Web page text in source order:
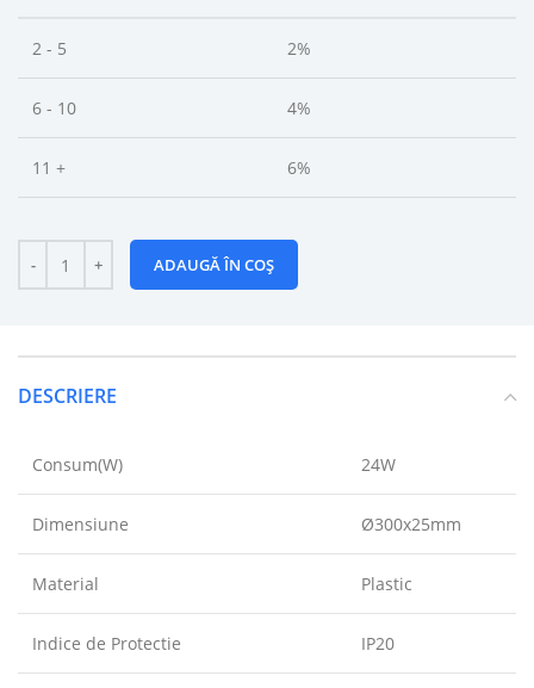
2 - 5 2%
6 - 10 4%
11 + 6%
ADAUGĂ ÎN COȘ
DESCRIERE
Consum(W) 24W
Dimensiune Ø300x25mm
Material Plastic
Indice de Protectie IP20